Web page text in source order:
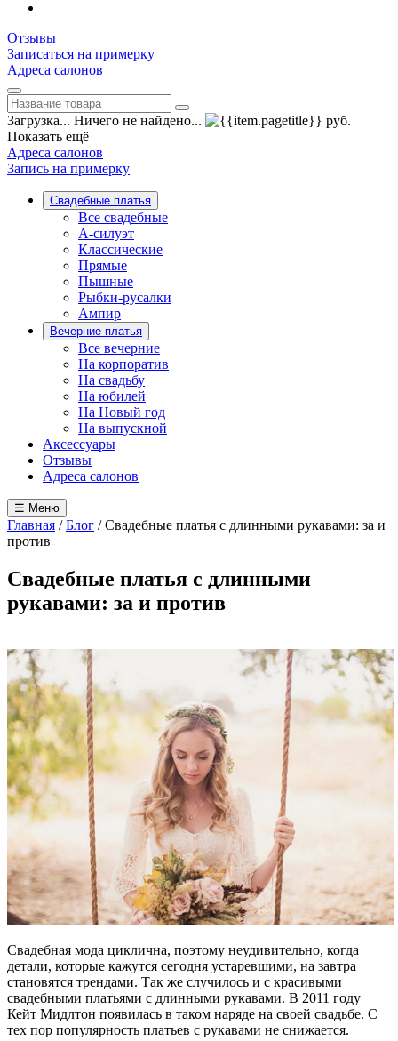
Отзывы
Записаться на примерку
Адреса салонов
Загрузка... Ничего не найдено...
руб.
Показать ещё
Адреса салонов
Запись на примерку
Свадебные платья
Все свадебные
А-силуэт
Классические
Прямые
Пышные
Рыбки-русалки
Ампир
Вечерние платья
Все вечерние
На корпоратив
На свадьбу
На юбилей
На Новый год
На выпускной
Аксессуары
Отзывы
Адреса салонов
☰ Меню
Главная /Блог /Свадебные платья с длинными рукавами: за и
против
Свадебные платья с длинными
рукавами: за и против
Свадебная мода циклична, поэтому неудивительно, когда
детали, которые кажутся сегодня устаревшими, на завтра
становятся трендами. Так же случилось и с красивыми
свадебными платьями с длинными рукавами. В 2011 году
Кейт Мидлтон появилась в таком наряде на своей свадьбе. С
тех пор популярность платьев с рукавами не снижается.